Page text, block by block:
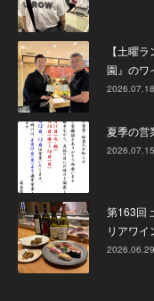
【土曜
園』のワ
夏季の営
第163回
リアワイ